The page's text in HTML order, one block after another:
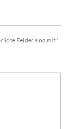
Felder sind mit*